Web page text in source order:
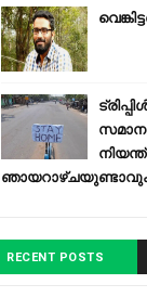
RECENT POSTS